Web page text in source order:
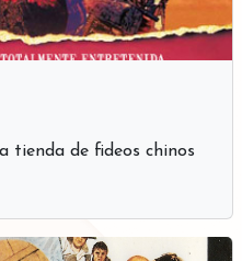
tienda de fideos chinos